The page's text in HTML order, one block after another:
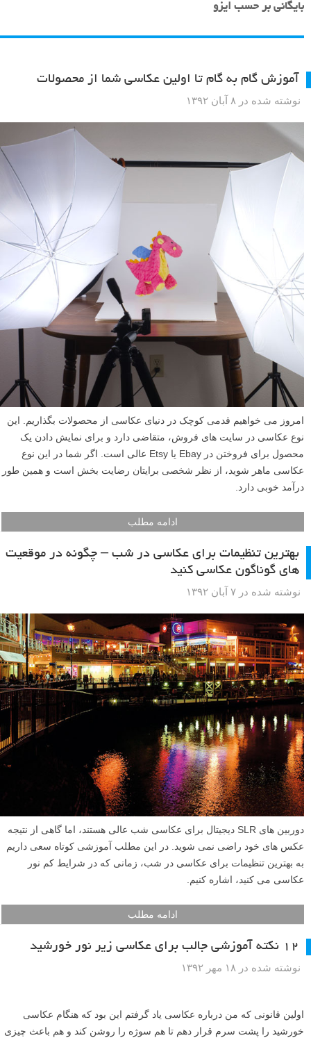
بایگانی بر حسب ایزو
آموزش گام به گام تا اولین عکاسی شما از محصولات
نوشته شده در ۸ آبان ۱۳۹۲
امروز می خواهیم قدمی کوچک در دنیای عکاسی از محصولات بگذاریم. این
نوع عکاسی در سایت های فروش، متقاضی دارد و برای نمایش دادن یک
محصول برای فروختن در Ebay یا Etsy عالی است. اگر شما در این نوع
عکاسی ماهر شوید، از نظر شخصی برایتان رضایت بخش است و همین طور
درآمد خوبی دارد.
ادامه مطلب
بهترین تنظیمات برای عکاسی در شب – چگونه در موقعیت
های گوناگون عکاسی کنید
نوشته شده در ۷ آبان ۱۳۹۲
دوربین های SLR دیجیتال برای عکاسی شب عالی هستند، اما گاهی از نتیجه
عکس های خود راضی نمی شوید. در این مطلب آموزشی کوتاه سعی داریم
به بهترین تنظیمات برای عکاسی در شب، زمانی که در شرایط کم نور
عکاسی می کنید، اشاره کنیم.
ادامه مطلب
۱۲ نکته آموزشی جالب برای عکاسی زیر نور خورشید
نوشته شده در ۱۸ مهر ۱۳۹۲
اولین قانونی که من درباره عکاسی یاد گرفتم این بود که هنگام عکاسی
خورشید را پشت سرم قرار دهم تا هم سوژه را روشن کند و هم باعث چیزی